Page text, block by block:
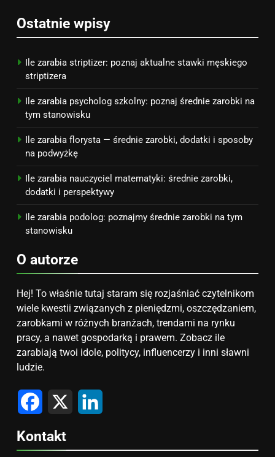
Jak przygotować się finansowo
kosztuje i jak zaplanować
PORADY
PRACA
Ostatnie wpisy
Ile zarabia striptizer: poznaj aktualne stawki męskiego
striptizera
Ile zarabia psycholog szkolny: poznaj średnie zarobki na
tym stanowisku
Ile zarabia florysta — średnie zarobki, dodatki i sposoby
na podwyżkę
Ile zarabia nauczyciel matematyki: średnie zarobki,
dodatki i perspektywy
Ile zarabia podolog: poznajmy średnie zarobki na tym
stanowisku
O autorze
Hej! To właśnie tutaj staram się rozjaśniać czytelnikom
wiele kwestii związanych z pieniędzmi, oszczędzaniem,
zarobkami w różnych branżach, trendami na rynku
pracy, a nawet gospodarką i prawem. Zobacz ile
zarabiają twoi idole, politycy, influencerzy i inni sławni
ludzie.
Facebook
X
Kontakt